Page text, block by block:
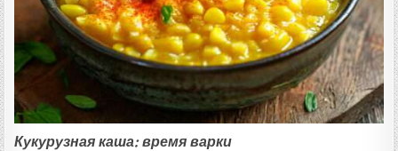
Кукурузная каша: время варки